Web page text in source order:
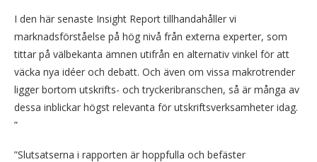
I den här senaste Insight Report tillhandahåller vi
marknadsförståelse på hög nivå från externa experter, som
tittar på välbekanta ämnen utifrån en alternativ vinkel för att
väcka nya idéer och debatt. Och även om vissa makrotrender
ligger bortom utskrifts- och tryckeribranschen, så är många av
dessa inblickar högst relevanta för utskriftsverksamheter idag.
”
”Slutsatserna i rapporten är hoppfulla och befäster